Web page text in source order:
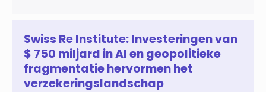
zich steeds vaker tot een zelfstandige bedrijfsfunctie: bij
43% van […]
Swiss Re Institute: Investeringen van
$ 750 miljard in AI en geopolitieke
fragmentatie hervormen het
verzekeringslandschap